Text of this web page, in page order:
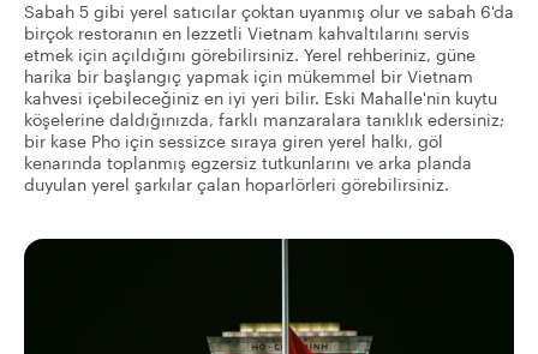
Sabah 5 gibi yerel satıcılar çoktan uyanmış olur ve sabah 6'da
birçok restoranın en lezzetli Vietnam kahvaltılarını servis
etmek için açıldığını görebilirsiniz. Yerel rehberiniz, güne
harika bir başlangıç yapmak için mükemmel bir Vietnam
kahvesi içebileceğiniz en iyi yeri bilir. Eski Mahalle'nin kuytu
köşelerine daldığınızda, farklı manzaralara tanıklık edersiniz;
bir kase Pho için sessizce sıraya giren yerel halkı, göl
kenarında toplanmış egzersiz tutkunlarını ve arka planda
duyulan yerel şarkılar çalan hoparlörleri görebilirsiniz.